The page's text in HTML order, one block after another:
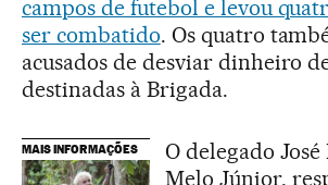
campos de futebol e levou
ser combatido. Os quatro
acusados de desviar dinheiro
destinadas à Brigada.
MAIS INFORMAÇÕES
O delegado
Melo Júnior,